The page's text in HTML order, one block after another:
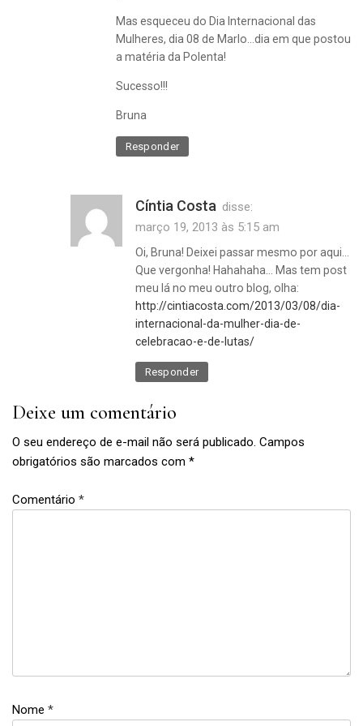
Mas esqueceu do Dia Internacional das
Mulheres, dia 08 de Marlo…dia em que postou
a matéria da Polenta!
Sucesso!!!
Bruna
Responder
Cíntia Costa disse:
março 19, 2013 às 5:15 am
Oi, Bruna! Deixei passar mesmo por aqui…
Que vergonha! Hahahaha… Mas tem post
meu lá no meu outro blog, olha:
http://cintiacosta.com/2013/03/08/dia-
internacional-da-mulher-dia-de-
celebracao-e-de-lutas/
Responder
Deixe um comentário
O seu endereço de e-mail não será publicado. Campos
obrigatórios são marcados com *
Comentário *
Nome *